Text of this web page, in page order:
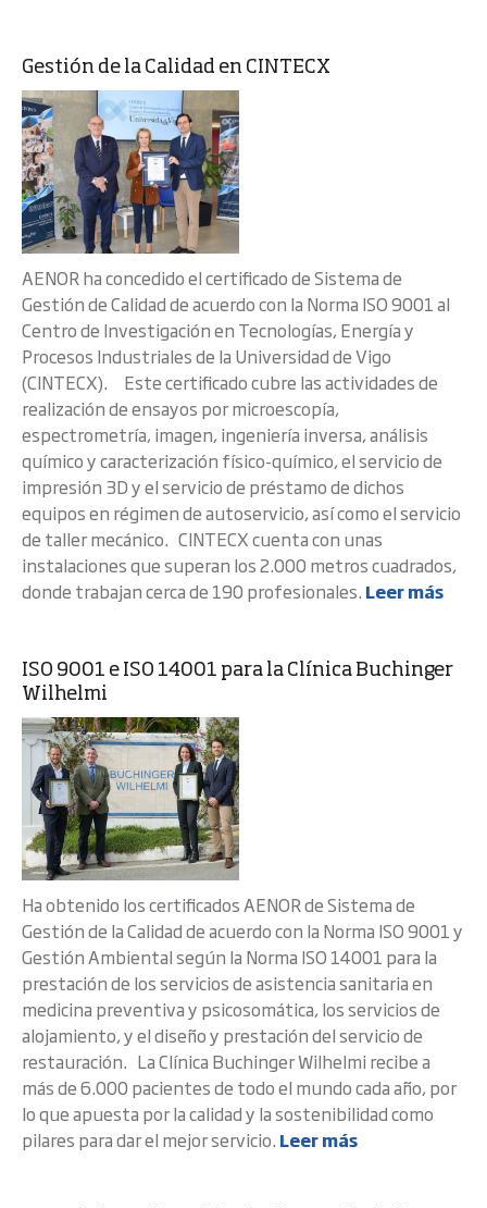
Gestión de la Calidad en CINTECX
AENOR ha concedido el certificado de Sistema de
Gestión de Calidad de acuerdo con la Norma ISO 9001 al
Centro de Investigación en Tecnologías, Energía y
Procesos Industriales de la Universidad de Vigo
(CINTECX). Este certificado cubre las actividades de
realización de ensayos por microescopía,
espectrometría, imagen, ingeniería inversa, análisis
químico y caracterización físico-químico, el servicio de
impresión 3D y el servicio de préstamo de dichos
equipos en régimen de autoservicio, así como el servicio
de taller mecánico. CINTECX cuenta con unas
instalaciones que superan los 2.000 metros cuadrados,
donde trabajan cerca de 190 profesionales. Leer más
ISO 9001 e ISO 14001 para la Clínica Buchinger
Wilhelmi
Ha obtenido los certificados AENOR de Sistema de
Gestión de la Calidad de acuerdo con la Norma ISO 9001 y
Gestión Ambiental según la Norma ISO 14001 para la
prestación de los servicios de asistencia sanitaria en
medicina preventiva y psicosomática, los servicios de
alojamiento, y el diseño y prestación del servicio de
restauración. La Clínica Buchinger Wilhelmi recibe a
más de 6.000 pacientes de todo el mundo cada año, por
lo que apuesta por la calidad y la sostenibilidad como
pilares para dar el mejor servicio. Leer más